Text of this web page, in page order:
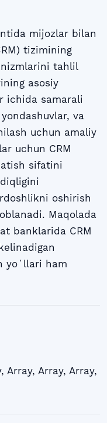
mijozlar bilan
tizimining
tahlil
asosiy
ichida samarali
va
uchun amaliy
uchun CRM
sifatini
oshirish
Maqolada
banklarida CRM
yoʻllari ham
, Array, Array, Array,